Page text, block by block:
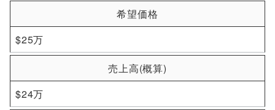
希望価格
$25万
売上高(概算)
$24万